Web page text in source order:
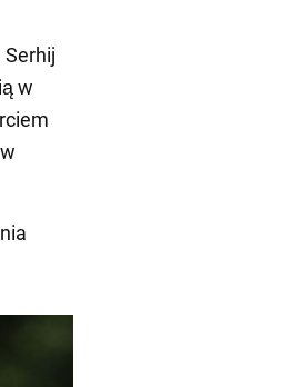
w